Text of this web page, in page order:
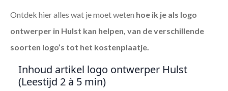
Ontdek hier alles wat je moet weten hoe ik je als logo
ontwerper in Hulst kan helpen, van de verschillende
soorten logo’s tot het kostenplaatje.
Inhoud artikel logo ontwerper Hulst
(Leestijd 2 à 5 min)